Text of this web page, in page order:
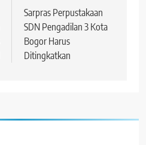
Sarpras Perpustakaan
SDN Pengadilan 3 Kota
Bogor Harus
Ditingkatkan